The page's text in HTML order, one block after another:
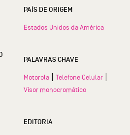
PAÍS DE ORIGEM
Estados Unidos da América
PALAVRAS CHAVE
Motorola Telefone Celular
Visor monocromático
EDITORIA